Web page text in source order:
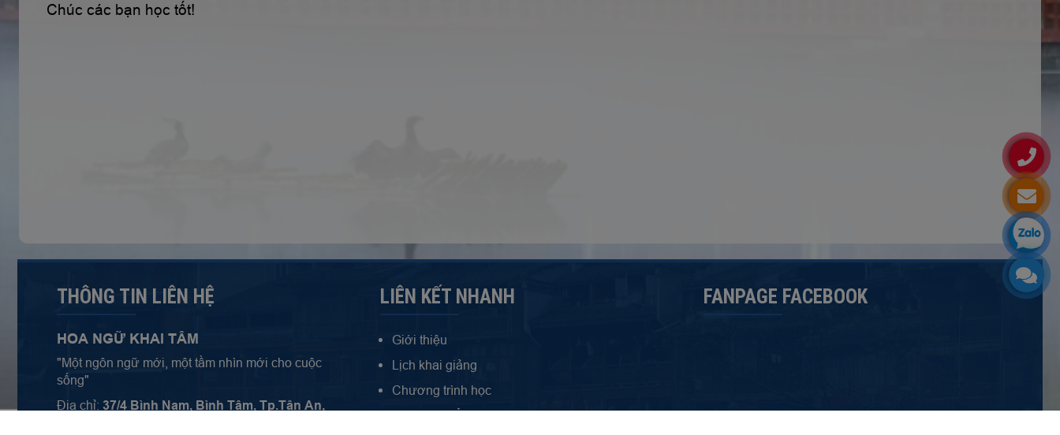
Chúc các bạn học tốt!
THÔNG TIN LIÊN HỆ
HOA NGỮ KHAI TÂM
"Một ngôn ngữ mới, một tầm nhìn mới cho cuộc
sống"
Địa chỉ: 37/4 Bình Nam, Bình Tâm, Tp.Tân An,
LIÊN KẾT NHANH
Giới thiệu
Lịch khai giảng
Chương trình học
Ngữ pháp tổng hợp
FANPAGE FACEBOOK